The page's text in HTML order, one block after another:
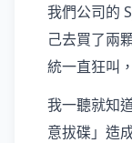
我們公司的
己去買了兩
統一直狂叫
我一聽就知
意拔碟」造